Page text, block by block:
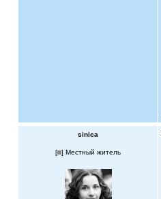
sinica
[ ] Местный житель